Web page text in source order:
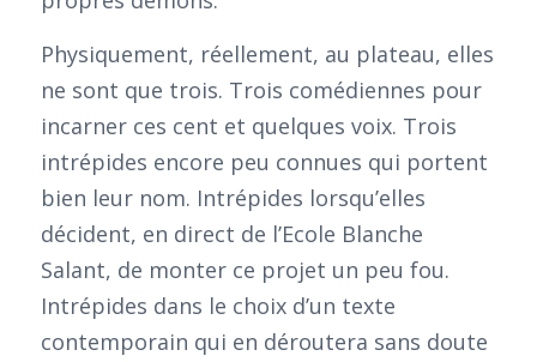
Physiquement, réellement, au plateau, elles
ne sont que trois. Trois comédiennes pour
incarner ces cent et quelques voix. Trois
intrépides encore peu connues qui portent
bien leur nom. Intrépides lorsqu’elles
décident, en direct de l’Ecole Blanche
Salant, de monter ce projet un peu fou.
Intrépides dans le choix d’un texte
contemporain qui en déroutera sans doute